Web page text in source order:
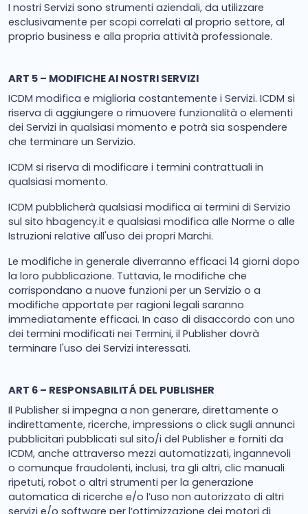
I nostri Servizi sono strumenti aziendali, da utilizzare
esclusivamente per scopi correlati al proprio settore, al
proprio business e alla propria attività professionale.
ART 5 – MODIFICHE AI NOSTRI SERVIZI
ICDM modifica e miglioria costantemente i Servizi. ICDM si
riserva di aggiungere o rimuovere funzionalità o elementi
dei Servizi in qualsiasi momento e potrà sia sospendere
che terminare un Servizio.
ICDM si riserva di modificare i termini contrattuali in
qualsiasi momento.
ICDM pubblicherà qualsiasi modifica ai termini di Servizio
sul sito hbagency.it e qualsiasi modifica alle Norme o alle
Istruzioni relative all'uso dei propri Marchi.
Le modifiche in generale diverranno efficaci 14 giorni dopo
la loro pubblicazione. Tuttavia, le modifiche che
corrispondano a nuove funzioni per un Servizio o a
modifiche apportate per ragioni legali saranno
immediatamente efficaci. In caso di disaccordo con uno
dei termini modificati nei Termini, il Publisher dovrà
terminare l'uso dei Servizi interessati.
ART 6 – RESPONSABILITÁ DEL PUBLISHER
Il Publisher si impegna a non generare, direttamente o
indirettamente, ricerche, impressions o click sugli annunci
pubblicitari pubblicati sul sito/i del Publisher e forniti da
ICDM, anche attraverso mezzi automatizzati, ingannevoli
o comunque fraudolenti, inclusi, tra gli altri, clic manuali
ripetuti, robot o altri strumenti per la generazione
automatica di ricerche e/o l’uso non autorizzato di altri
servizi e/o software per l’ottimizzazione dei motori di